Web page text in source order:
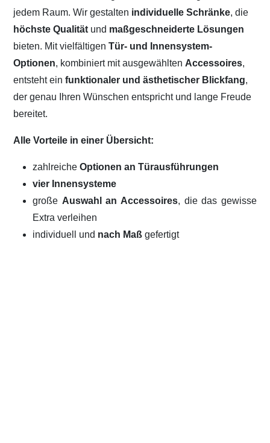
jedem Raum. Wir gestalten individuelle Schränke, die
höchste Qualität und maßgeschneiderte Lösungen
bieten. Mit vielfältigenTür- und Innensystem-
Optionen, kombiniert mit ausgewählten Accessoires,
entsteht einfunktionaler und ästhetischer Blickfang,
der genau Ihren Wünschen entspricht und lange Freude
bereitet.
Alle Vorteile in einer Übersicht:
zahlreicheOptionen an Türausführungen
vier Innensysteme
große Auswahl an Accessoires, die das gewisse
Extra verleihen
individuell und nach Maßgefertigt